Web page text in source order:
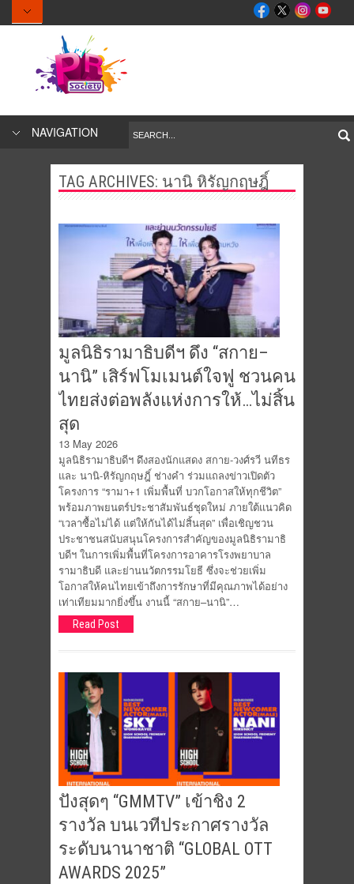
NAVIGATION
TAG ARCHIVES: นานิ หิรัญกฤษฎิ์
มูลนิธิรามาธิบดีฯ ดึง “สกาย–
นานิ” เสิร์ฟโมเมนต์ใจฟู ชวนคน
ไทยส่งต่อพลังแห่งการให้…ไม่สิ้น
สุด
13 May 2026
มูลนิธิรามาธิบดีฯ ดึงสองนักแสดง สกาย-วงศ์รวี นทีธร
และ นานิ-หิรัญกฤษฎิ์ ช่างคำ ร่วมแถลงข่าวเปิดตัว
โครงการ “รามา+1 เพิ่มพื้นที่ บวกโอกาสให้ทุกชีวิต”
พร้อมภาพยนตร์ประชาสัมพันธ์ชุดใหม่ ภายใต้แนวคิด
“เวลาซื้อไม่ได้ แต่ให้กันได้ไม่สิ้นสุด” เพื่อเชิญชวน
ประชาชนสนับสนุนโครงการสำคัญของมูลนิธิรามาธิ
บดีฯ ในการเพิ่มพื้นที่โครงการอาคารโรงพยาบาล
รามาธิบดี และย่านนวัตกรรมโยธี ซึ่งจะช่วยเพิ่ม
โอกาสให้คนไทยเข้าถึงการรักษาที่มีคุณภาพได้อย่าง
เท่าเทียมมากยิ่งขึ้น งานนี้ “สกาย–นานิ”…
Read Post
ปังสุดๆ “GMMTV” เข้าชิง 2
รางวัล บนเวทีประกาศรางวัล
ระดับนานาชาติ “GLOBAL OTT
AWARDS 2025”